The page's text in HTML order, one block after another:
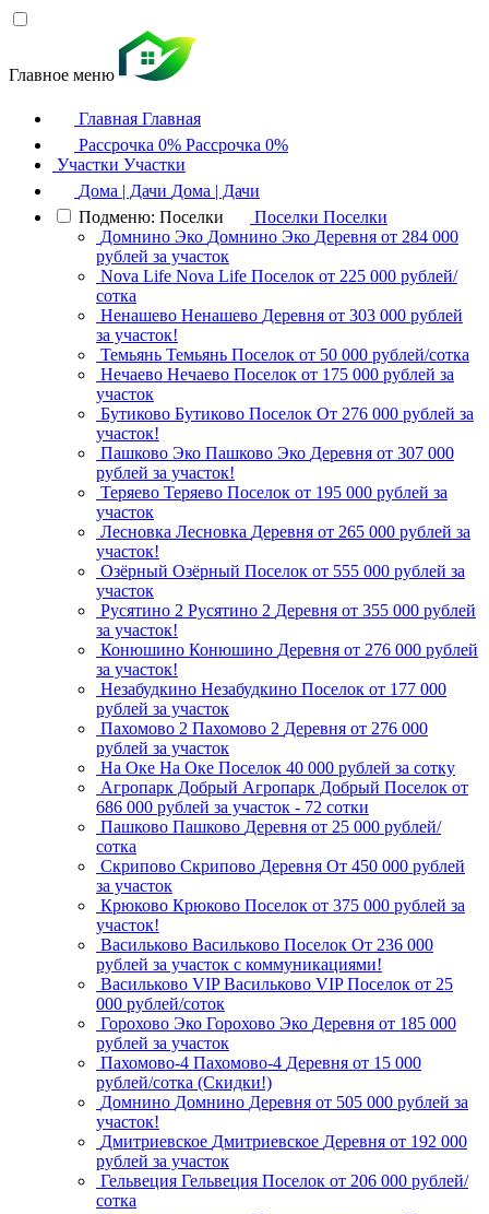
Главное меню
Главная Главная
Рассрочка 0% Рассрочка 0%
Участки Участки
Дома | Дачи Дома | Дачи
Подменю: Поселки
Поселки Поселки
Домнино Эко Домнино Эко Деревня от 284 000
рублей за участок
Nova Life Nova Life Поселок от 225 000 рублей/
сотка
Ненашево Ненашево Деревня от 303 000 рублей
за участок!
Темьянь Темьянь Поселок от 50 000 рублей/сотка
Нечаево Нечаево Поселок от 175 000 рублей за
участок
Бутиково Бутиково Поселок От 276 000 рублей за
участок!
Пашково Эко Пашково Эко Деревня от 307 000
рублей за участок!
Теряево Теряево Поселок от 195 000 рублей за
участок
Лесновка Лесновка Деревня от 265 000 рублей за
участок!
Озёрный Озёрный Поселок от 555 000 рублей за
участок
Русятино 2 Русятино 2 Деревня от 355 000 рублей
за участок!
Конюшино Конюшино Деревня от 276 000 рублей
за участок!
Незабудкино Незабудкино Поселок от 177 000
рублей за участок
Пахомово 2 Пахомово 2 Деревня от 276 000
рублей за участок
На Оке На Оке Поселок 40 000 рублей за сотку
Агропарк Добрый Агропарк Добрый Поселок от
686 000 рублей за участок - 72 сотки
Пашково Пашково Деревня от 25 000 рублей/
сотка
Скрипово Скрипово Деревня От 450 000 рублей
за участок
Крюково Крюково Поселок от 375 000 рублей за
участок!
Васильково Васильково Поселок От 236 000
рублей за участок с коммуникациями!
Васильково VIP Васильково VIP Поселок от 25
000 рублей/соток
Горохово Эко Горохово Эко Деревня от 185 000
рублей за участок
Пахомово-4 Пахомово-4 Деревня от 15 000
рублей/сотка (Скидки!)
Домнино Домнино Деревня от 505 000 рублей за
участок!
Дмитриевское Дмитриевское Деревня от 192 000
рублей за участок
Гельвеция Гельвеция Поселок от 206 000 рублей/
сотка